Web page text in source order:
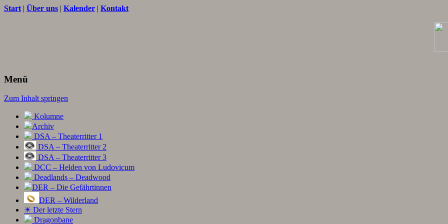
Start | Über uns | Kalender | Kontakt
Menü
Zum Inhalt springen
Kolumne
Archiv
DSA – Theaterritter 1
DSA – Theaterritter 2
DSA – Theaterritter 3
DCC – Helden von Ludovicum
Deadlands – Deadwood
DER – Die Gefährtinnen
DER – Wilderland
☀ Der letzte Stern
Dragonbane